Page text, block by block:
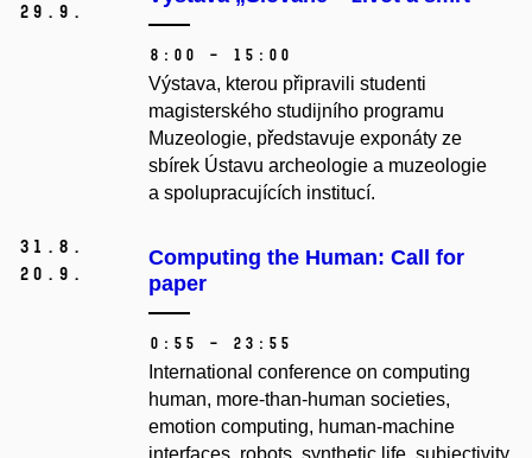
29. 9.
8:00 – 15:00
Výstava, kterou připravili studenti
magisterského studijního programu
Muzeologie, představuje exponáty ze
sbírek Ústavu archeologie a muzeologie
a spolupracujících institucí.
31. 8.
20. 9.
Computing the Human: Call for
paper
0:55 – 23:55
International conference on computing
human, more-than-human societies,
emotion computing, human-machine